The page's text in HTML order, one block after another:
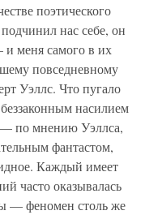
поэтического
нас себе, он
и меня самого в их
повседневному
Уэллс. Что пугало
насилием
— по мнению Уэллса,
фантастом,
Каждый имеет
часто оказывалась
— феномен столь же